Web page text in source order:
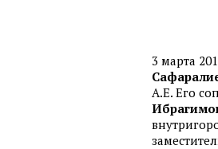
3 марта
А.Е. Его